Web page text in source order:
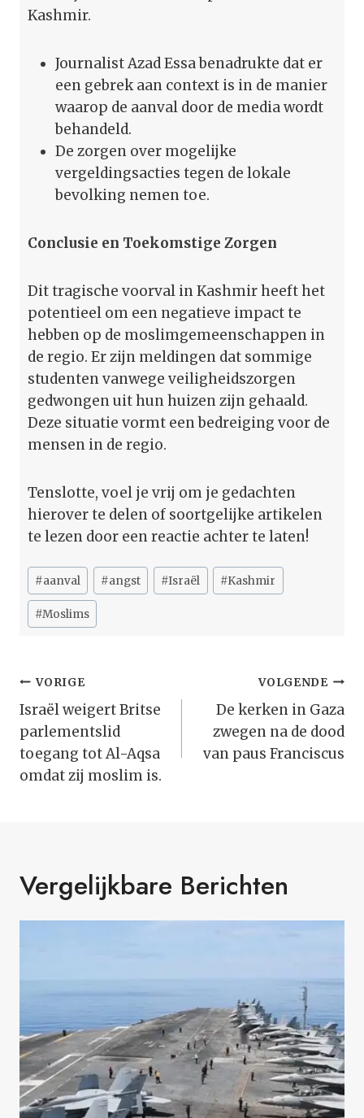
Kashmir.
Journalist Azad Essa benadrukte dat er
een gebrek aan context is in de manier
waarop de aanval door de media wordt
behandeld.
De zorgen over mogelijke
vergeldingsacties tegen de lokale
bevolking nemen toe.
Conclusie en Toekomstige Zorgen
Dit tragische voorval in Kashmir heeft het
potentieel om een negatieve impact te
hebben op de moslimgemeenschappen in
de regio. Er zijn meldingen dat sommige
studenten vanwege veiligheidszorgen
gedwongen uit hun huizen zijn gehaald.
Deze situatie vormt een bedreiging voor de
mensen in de regio.
Tenslotte, voel je vrij om je gedachten
hierover te delen of soortgelijke artikelen
te lezen door een reactie achter te laten!
Bericht
tags:
#aanval #angst #Israël #Kashmir
#Moslims
Bericht
Navigatie
VORIGE
Israël weigert Britse
parlementslid
toegang tot Al-Aqsa
omdat zij moslim is.
VOLGENDE
De kerken in Gaza
zwegen na de dood
van paus Franciscus
Vergelijkbare Berichten